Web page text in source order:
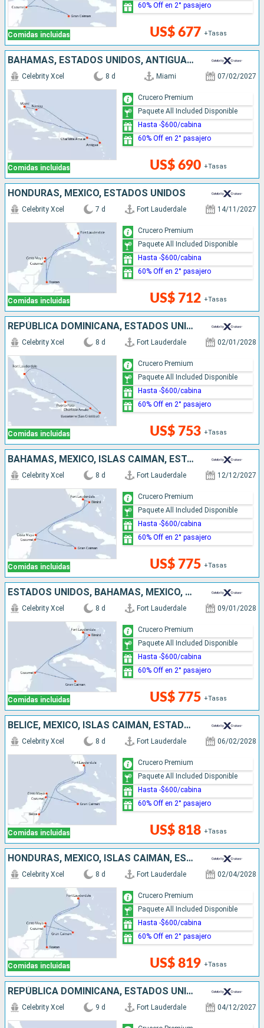
Comidas incluidas US$ 677 +Tasas
60% Off en 2° pasajero
BAHAMAS, ESTADOS UNIDOS, ANTIGUA Y BARBUDA
Comidas incluidas
Celebrity Xcel 8 d Miami 07/02/2027
US$ 690 +Tasas
Crucero Premium
Paquete All Included Disponible
Hasta -$600/cabina
60% Off en 2° pasajero
HONDURAS, MÉXICO, ESTADOS UNIDOS
Comidas incluidas
Celebrity Xcel 7 d Fort Lauderdale 14/11/2027
US$ 712 +Tasas
Crucero Premium
Paquete All Included Disponible
Hasta -$600/cabina
60% Off en 2° pasajero
REPÚBLICA DOMINICANA, ESTADOS UNIDOS
Comidas incluidas
Celebrity Xcel 8 d Fort Lauderdale 02/01/2028
US$ 753 +Tasas
Crucero Premium
Paquete All Included Disponible
Hasta -$600/cabina
60% Off en 2° pasajero
BAHAMAS, MÉXICO, ISLAS CAIMÁN, ESTADOS UNIDOS
Comidas incluidas
Celebrity Xcel 8 d Fort Lauderdale 12/12/2027
US$ 775 +Tasas
Crucero Premium
Paquete All Included Disponible
Hasta -$600/cabina
60% Off en 2° pasajero
ESTADOS UNIDOS, BAHAMAS, MÉXICO, ISLAS CAIMÁN
Comidas incluidas
Celebrity Xcel 8 d Fort Lauderdale 09/01/2028
US$ 775 +Tasas
Crucero Premium
Paquete All Included Disponible
Hasta -$600/cabina
60% Off en 2° pasajero
BELICE, MÉXICO, ISLAS CAIMÁN, ESTADOS UNIDOS
Comidas incluidas
Celebrity Xcel 8 d Fort Lauderdale 06/02/2028
US$ 818 +Tasas
Crucero Premium
Paquete All Included Disponible
Hasta -$600/cabina
60% Off en 2° pasajero
HONDURAS, MÉXICO, ISLAS CAIMÁN, ESTADOS UNIDOS
Comidas incluidas
Celebrity Xcel 8 d Fort Lauderdale 02/04/2028
US$ 819 +Tasas
Crucero Premium
Paquete All Included Disponible
Hasta -$600/cabina
60% Off en 2° pasajero
REPÚBLICA DOMINICANA, ESTADOS UNIDOS, ANTIGUA Y BARBUDA, SAN MARTÍN
Celebrity Xcel 9 d Fort Lauderdale 04/12/2027